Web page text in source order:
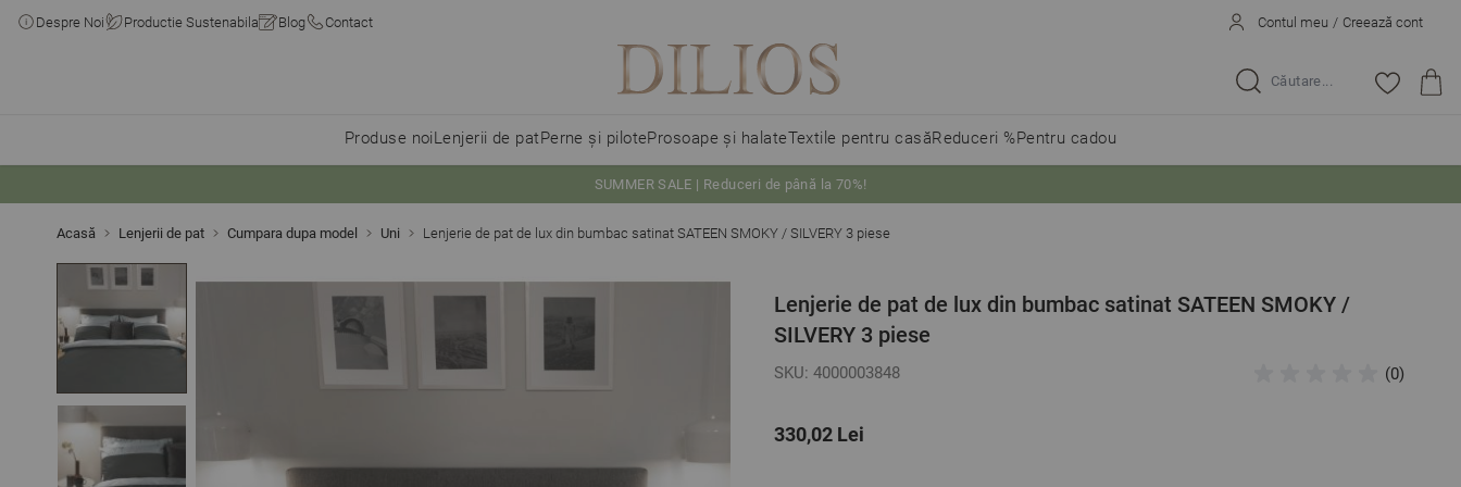
Despre Noi Productie Sustenabila Blog Contact Contul meu / Creează cont
Caută...
Produse noiLenjerii de patPerne și piloteProsoape și halateTextile pentru casăReduceri %Pentru cadou
SUMMER SALE | Reduceri de până la 70%!
Acasă Lenjerii de pat Cumpara dupa model Uni Lenjerie de pat de lux din bumbac satinat SATEEN SMOKY / SILVERY 3 piese
Lenjerie de pat de lux din bumbac satinat SATEEN SMOKY /
SILVERY 3 piese
SKU: 4000003848 (0)
330,02 Lei